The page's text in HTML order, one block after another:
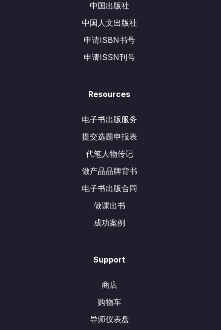
中国出版社
中国人文出版社
申请ISBN书号
申请ISSN刊号
Resources
电子书出版服务
提交选题申报表
代笔人物传记
做产品品牌背书
电子书出版合同
做课出书
成功案例
Support
商店
购物车
导师仪表盘